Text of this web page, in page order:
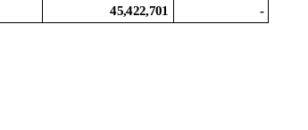
45,422,701 -